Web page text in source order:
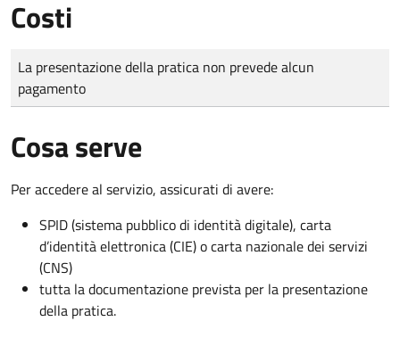
Costi
Tipo di pagamento
Importo
La presentazione della pratica non prevede alcun
pagamento
Cosa serve
Per accedere al servizio, assicurati di avere:
SPID (sistema pubblico di identità digitale), carta
d’identità elettronica (CIE) o carta nazionale dei servizi
(CNS)
tutta la documentazione prevista per la presentazione
della pratica.